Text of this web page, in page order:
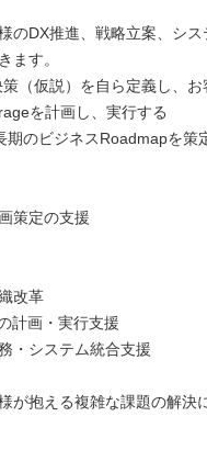
のDX推進、戦略立案、シ
ます。
（仮説）を自ら定義し、お
を計画し、実行する
のビジネスRoadmapを策
策定の支援
改革
計画・実行支援
・システム統合支援
が抱える複雑な課題の解決